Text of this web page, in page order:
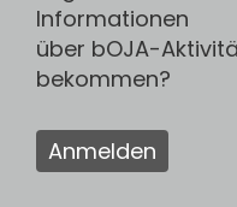
Informationen
über bOJA-
bekommen?
Anmelden